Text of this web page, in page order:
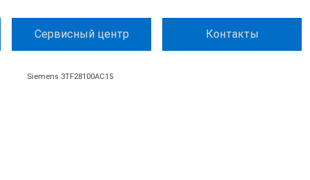
Сервисный центр Контакты
Siemens 3TF28100AC15